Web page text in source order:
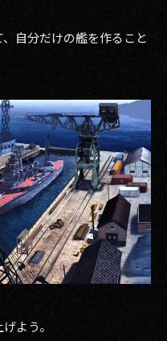
自分だけの艦を作ること
よう。